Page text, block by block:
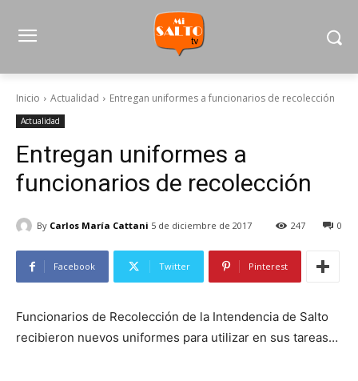
Inicio Actualidad Entregan uniformes a funcionarios de recolección
Actualidad
Entregan uniformes a
funcionarios de recolección
By Carlos María Cattani 5 de diciembre de 2017 0
247
Facebook Twitter Pinterest
Funcionarios de Recolección de la Intendencia de Salto
recibieron nuevos uniformes para utilizar en sus tareas…